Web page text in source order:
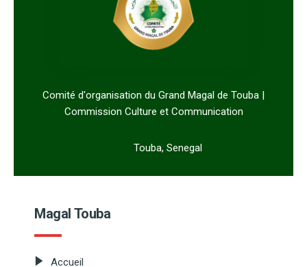
Comité d'organisation du Grand Magal de Touba |
Commission Culture et Communication
Touba, Senegal
Magal Touba
Accueil